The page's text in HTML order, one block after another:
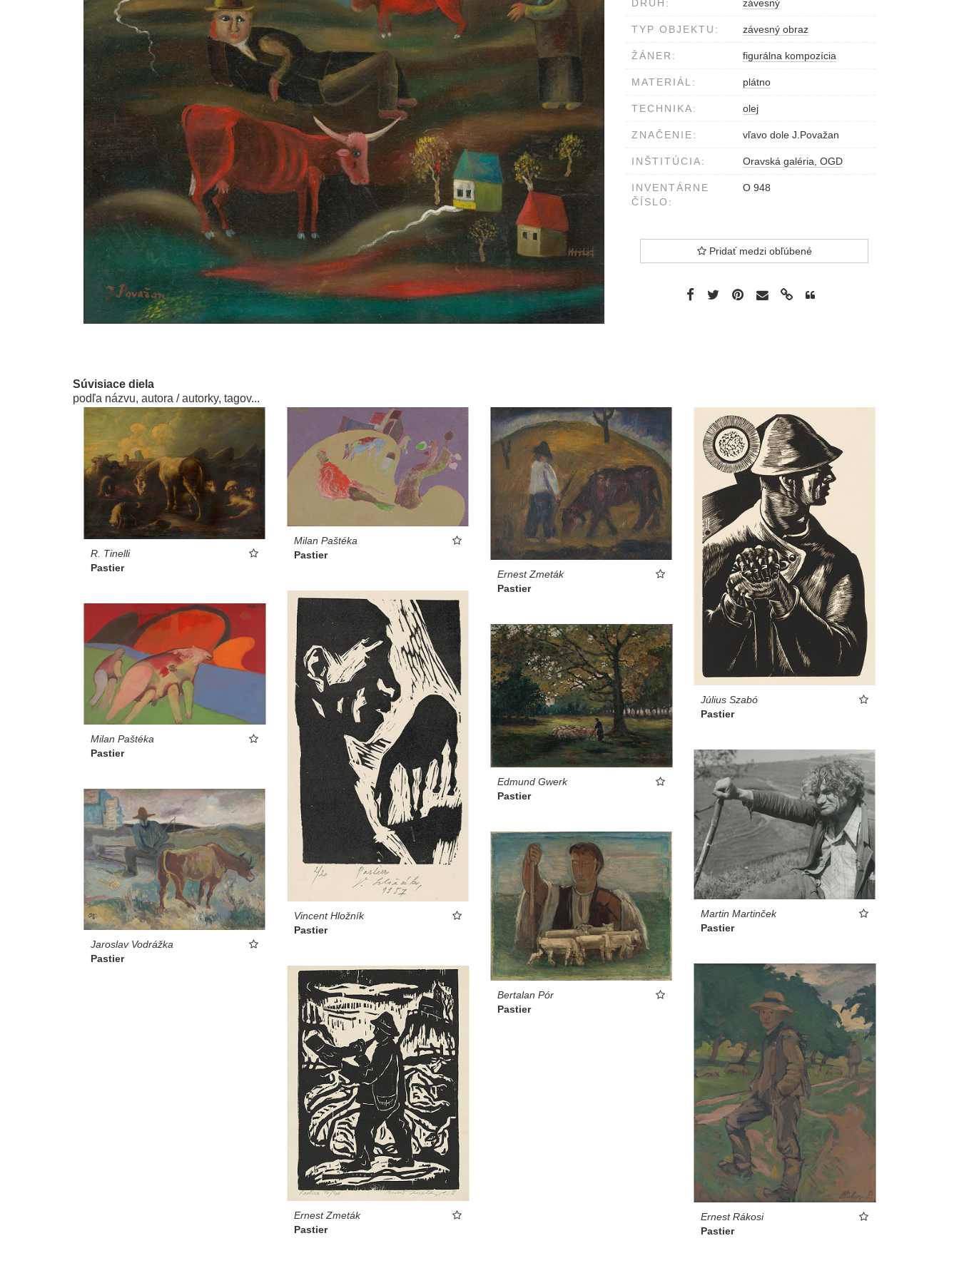
DRUH: závesný
TYP OBJEKTU: závesný obraz
ŽÁNER: figurálna kompozícia
MATERIÁL: plátno
TECHNIKA: olej
ZNAČENIE: vľavo dole J.Považan
INŠTITÚCIA: Oravská galéria, OGD
INVENTÁRNE
ČÍSLO:
O 948
Pridať medzi obľúbené
Súvisiace diela
podľa názvu, autora / autorky, tagov...
R. Tinelli
Pastier
Milan Paštéka
Pastier
Ernest Zmeták
Pastier
Július Szabó
Pastier
Vincent Hložník
Pastier
Milan Paštéka
Pastier
Edmund Gwerk
Pastier
Martin Martinček
Pastier
Jaroslav Vodrážka
Pastier
Bertalan Pór
Pastier
Ernest Rákosi
Pastier
Ernest Zmeták
Pastier